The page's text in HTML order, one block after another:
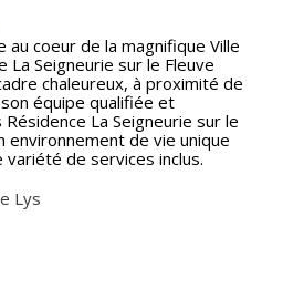
coeur de la magnifique Ville
La Seigneurie sur le Fleuve
chaleureux, à proximité de
équipe qualifiée et
La Seigneurie sur le
environnement de vie unique
de services inclus.
Lys